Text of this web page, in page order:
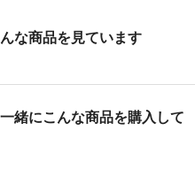
な商品を見ています
緒にこんな商品を購入して